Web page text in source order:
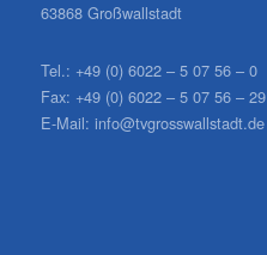
63868 Großwallstadt
Tel.: +49 (0) 6022 – 5 07 56 – 0
Fax: +49 (0) 6022 – 5 07 56 – 29
E-Mail: info@tvgrosswallstadt.de